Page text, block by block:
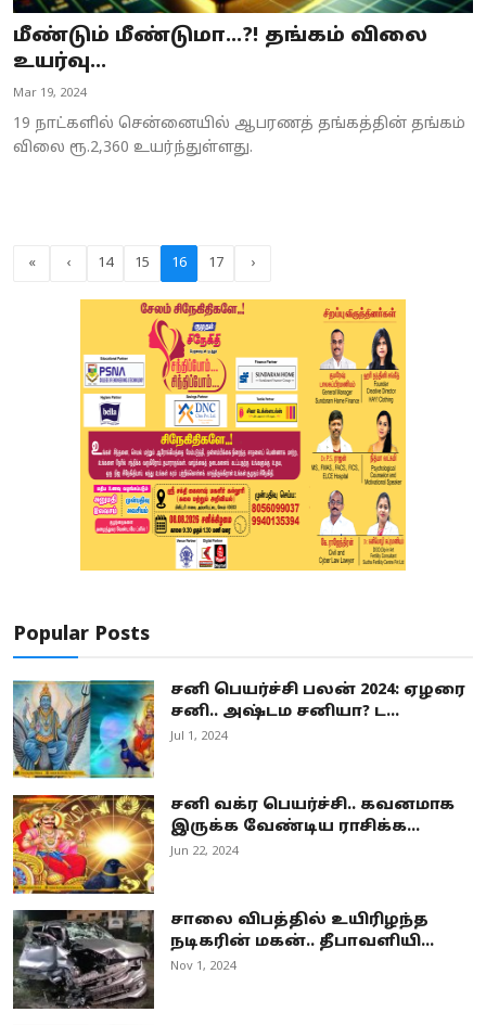
மீண்டும் மீண்டுமா...?! தங்கம் விலை
உயர்வு...
Mar 19, 2024
19 நாட்களில் சென்னையில் ஆபரணத் தங்கத்தின் தங்கம்
விலை ரூ.2,360 உயர்ந்துள்ளது.
« ‹ 14 15 16 17 ›
Popular Posts
சனி பெயர்ச்சி பலன் 2024: ஏழரை
சனி.. அஷ்டம சனியா? ட...
Jul 1, 2024
சனி வக்ர பெயர்ச்சி.. கவனமாக
இருக்க வேண்டிய ராசிக்க...
Jun 22, 2024
சாலை விபத்தில் உயிரிழந்த
நடிகரின் மகன்.. தீபாவளியி...
Nov 1, 2024